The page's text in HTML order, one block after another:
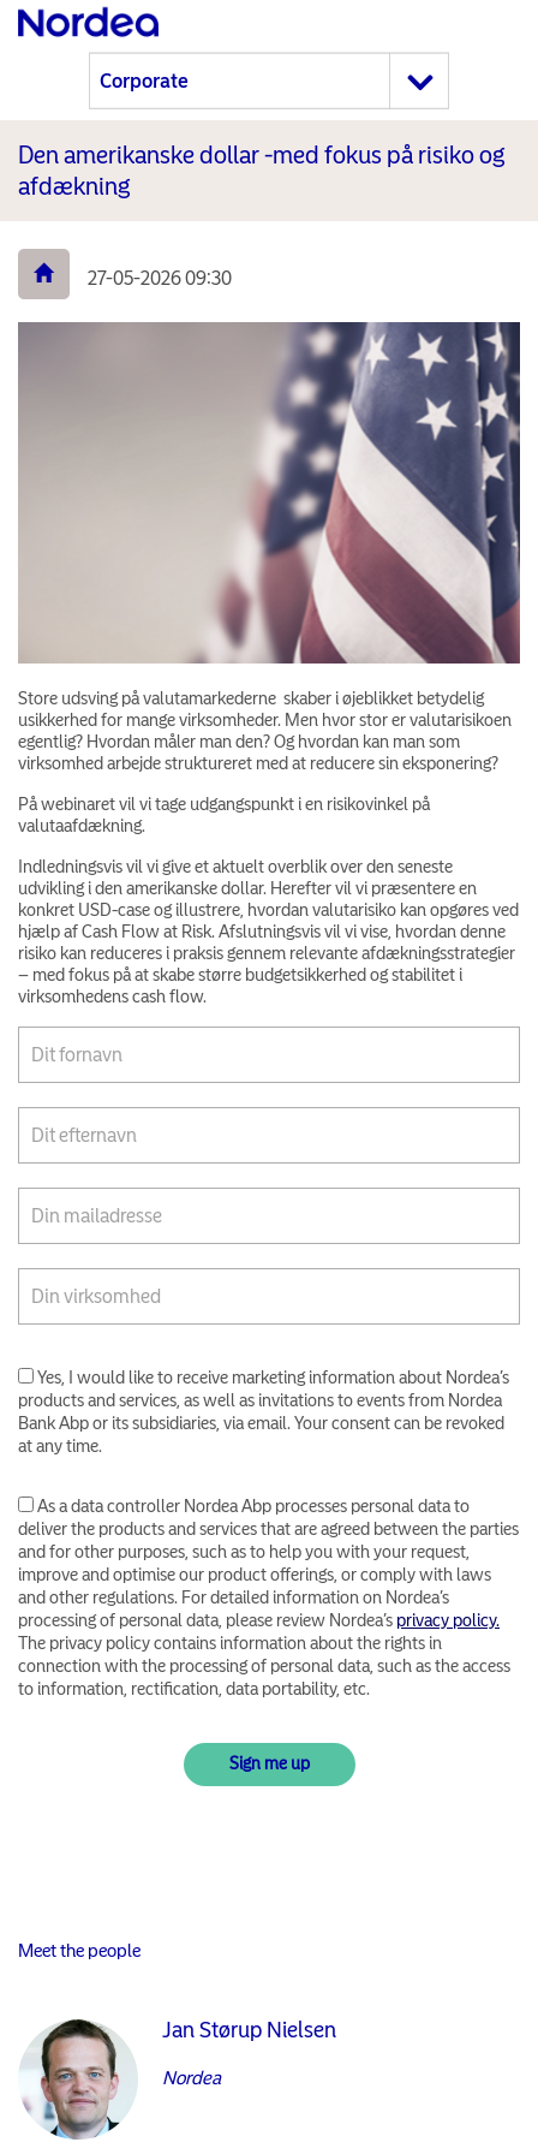
Den amerikanske dollar -med fokus på risiko og
afdækning
27-05-2026 09:30
Store udsving på valutamarkederne skaber i øjeblikket betydelig
usikkerhed for mange virksomheder. Men hvor stor er valutarisikoen
egentlig? Hvordan måler man den? Og hvordan kan man som
virksomhed arbejde struktureret med at reducere sin eksponering?
På webinaret vil vi tage udgangspunkt i en risikovinkel på
valutaafdækning.
Indledningsvis vil vi give et aktuelt overblik over den seneste
udvikling i den amerikanske dollar. Herefter vil vi præsentere en
konkret USD-case og illustrere, hvordan valutarisiko kan opgøres ved
hjælp af Cash Flow at Risk. Afslutningsvis vil vi vise, hvordan denne
risiko kan reduceres i praksis gennem relevante afdækningsstrategier
– med fokus på at skabe større budgetsikkerhed og stabilitet i
virksomhedens cash flow.
Yes, I would like to receive marketing information about Nordea’s
products and services, as well as invitations to events from Nordea
Bank Abp or its subsidiaries, via email. Your consent can be revoked
at any time.
As a data controller Nordea Abp processes personal data to
deliver the products and services that are agreed between the parties
and for other purposes, such as to help you with your request,
improve and optimise our product offerings, or comply with laws
and other regulations. For detailed information on Nordea’s
processing of personal data, please review Nordea’s privacy policy.
The privacy policy contains information about the rights in
connection with the processing of personal data, such as the access
to information, rectification, data portability, etc.
Meet the people
Jan Størup Nielsen
Nordea